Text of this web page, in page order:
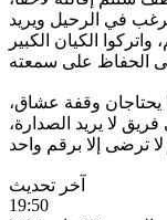
في الرحيل ويريد
الكيان الكبير
يحتاجان وقفة عشاق،
لا يريد الصدارة،
آخر تحديث
19:50